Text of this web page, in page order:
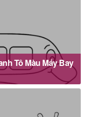
Tô Màu Máy Bay